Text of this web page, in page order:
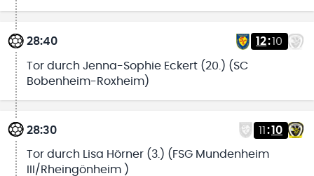
28:40 12:10
Tor durch Jenna-Sophie Eckert (20.) (SC
Bobenheim-Roxheim)
28:30 11 :10
Tor durch Lisa Hörner (3.) (FSG Mundenheim
III/Rheingönheim )